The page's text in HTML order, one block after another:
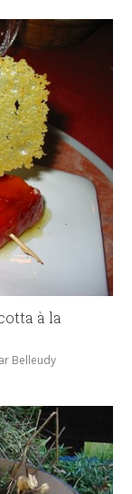
à la
Belleudy